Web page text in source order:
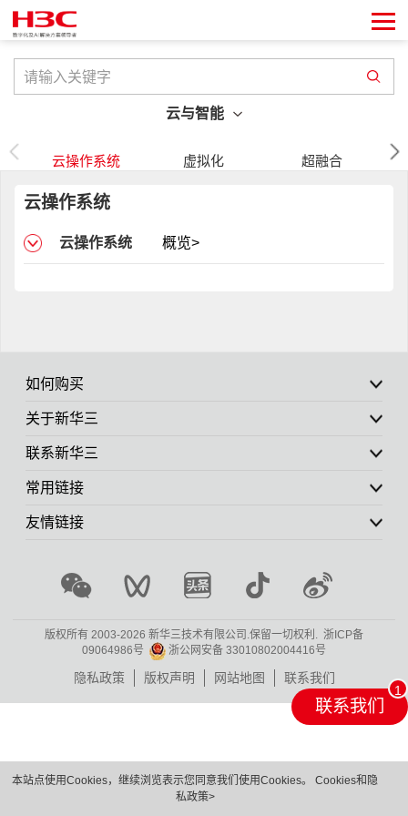
云与智能
云操作系统 虚拟化 超融合
云操作系统
云操作系统 概览>
如何购买
关于新华三
联系新华三
常用链接
友情链接
版权所有 2003-2026 新华三技术有限公司.保留一切权利. 浙ICP备
09064986号
浙公网安备 33010802004416号
隐私政策 版权声明 网站地图 联系我们
联系我们
本站点使用Cookies，继续浏览表示您同意我们使用Cookies。 Cookies和隐
私政策>